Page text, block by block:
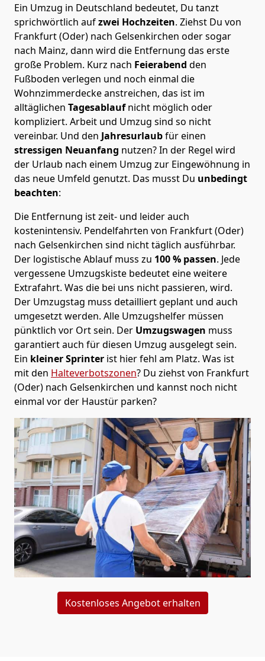
Ein Umzug in Deutschland bedeutet, Du tanzt
sprichwörtlich aufzwei Hochzeiten. Ziehst Du von
Frankfurt (Oder) nach Gelsenkirchen oder sogar
nach Mainz, dann wird die Entfernung das erste
große Problem. Kurz nach Feierabend den
Fußboden verlegen und noch einmal die
Wohnzimmerdecke anstreichen, das ist im
alltäglichen Tagesablaufnicht möglich oder
kompliziert. Arbeit und Umzug sind so nicht
vereinbar. Und den Jahresurlaubfür einen
stressigen Neuanfang nutzen? In der Regel wird
der Urlaub nach einem Umzug zur Eingewöhnung in
das neue Umfeld genutzt. Das musst Du unbedingt
beachten:
Die Entfernung ist zeit- und leider auch
kostenintensiv. Pendelfahrten von Frankfurt (Oder)
nach Gelsenkirchen sind nicht täglich ausführbar.
Der logistische Ablauf muss zu 100 % passen. Jede
vergessene Umzugskiste bedeutet eine weitere
Extrafahrt. Was die bei uns nicht passieren, wird.
Der Umzugstag muss detailliert geplant und auch
umgesetzt werden. Alle Umzugshelfer müssen
pünktlich vor Ort sein. Der Umzugswagen muss
garantiert auch für diesen Umzug ausgelegt sein.
Ein kleiner Sprinter ist hier fehl am Platz. Was ist
mit den Halteverbotszonen? Du ziehst von Frankfurt
(Oder) nach Gelsenkirchen und kannst noch nicht
einmal vor der Haustür parken?
Kostenloses Angebot erhalten